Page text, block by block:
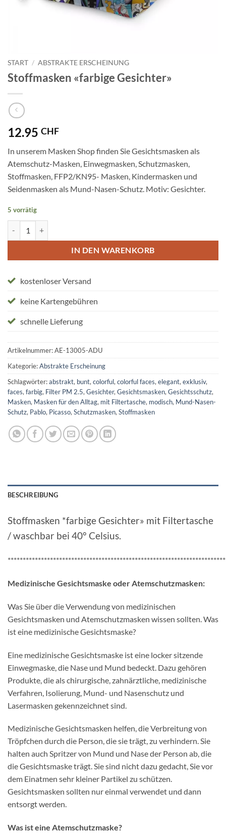
START / ABSTRAKTE ERSCHEINUNG
Stoffmasken «farbige Gesichter»
12.95 CHF
In unserem Masken Shop finden Sie Gesichtsmasken als
Atemschutz-Masken, Einwegmasken, Schutzmasken,
Stoffmasken, FFP2/KN95- Masken, Kindermasken und
Seidenmasken als Mund-Nasen-Schutz. Motiv: Gesichter.
5 vorrätig
IN DEN WARENKORB
kostenloser Versand
keine Kartengebühren
schnelle Lieferung
Artikelnummer:AE-13005-ADU
Kategorie:Abstrakte Erscheinung
Schlagwörter:abstrakt, bunt, colorful, colorful faces, elegant, exklusiv,
faces, farbig, Filter PM 2.5, Gesichter, Gesichtsmasken, Gesichtsschutz,
Masken, Masken für den Alltag, mit Filtertasche, modisch, Mund-Nasen-
Schutz, Pablo, Picasso, Schutzmasken, Stoffmasken
BESCHREIBUNG
Stoffmasken *farbige Gesichter» mit Filtertasche
/ waschbar bei 40° Celsius.
Medizinische Gesichtsmaske oder Atemschutzmasken:
Was Sie über die Verwendung von medizinischen
Gesichtsmasken und Atemschutzmasken wissen sollten. Was
ist eine medizinische Gesichtsmaske?
Eine medizinische Gesichtsmaske ist eine locker sitzende
Einwegmaske, die Nase und Mund bedeckt. Dazu gehören
Produkte, die als chirurgische, zahnärztliche, medizinische
Verfahren, Isolierung, Mund- und Nasenschutz und
Lasermasken gekennzeichnet sind.
Medizinische Gesichtsmasken helfen, die Verbreitung von
Tröpfchen durch die Person, die sie trägt, zu verhindern. Sie
halten auch Spritzer von Mund und Nase der Person ab, die
die Gesichtsmaske trägt. Sie sind nicht dazu gedacht, Sie vor
dem Einatmen sehr kleiner Partikel zu schützen.
Gesichtsmasken sollten nur einmal verwendet und dann
entsorgt werden.
Was ist eine Atemschutzmaske?